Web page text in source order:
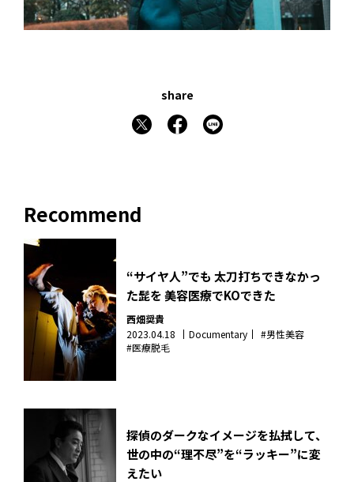
share
Recommend
“サイヤ人”でも 太刀打ちできなかっ
た髭を 美容医療でKOできた
西畑奨貴
2023.04.18
Documentary
#男性美容
#医療脱毛
探偵のダークなイメージを払拭して、
世の中の“理不尽”を“ラッキー”に変
えたい